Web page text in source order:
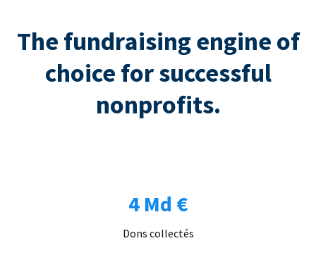
The fundraising engine of
choice for successful
nonprofits.
4 Md €
Dons collectés